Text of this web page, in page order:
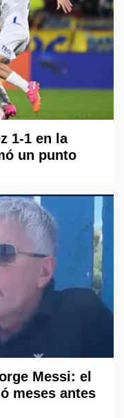
1-1 en la
un punto
Messi: el
meses antes